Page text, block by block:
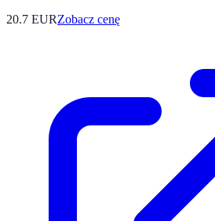
20.7 EURZobacz cenę